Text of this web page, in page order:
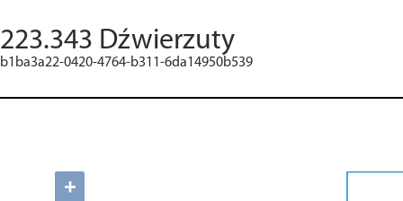
223.343 Dźwierzuty
b1ba3a22-0420-4764-b311-6da14950b539
+